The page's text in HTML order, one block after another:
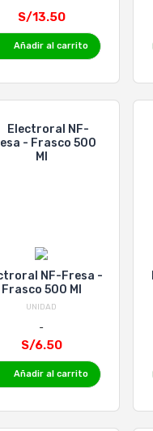
S/13.50
Añadir al carrito
NF-Fresa -
Frasco 500 Ml
UNIDAD
S/6.50
Añadir al carrito